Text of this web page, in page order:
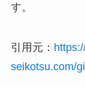
す。
引用元：
seikotsu.com/